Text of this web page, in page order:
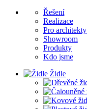
Řešení
Realizace
Pro architekty
Showroom
Produkty
Kdo jsme
Židle